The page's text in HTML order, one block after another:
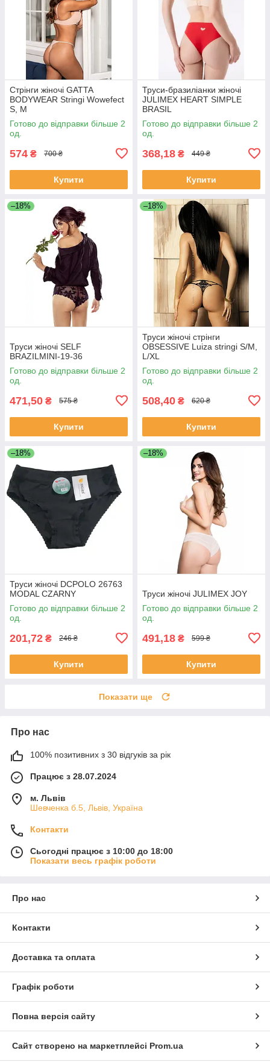
Стрінги жіночі GATTA
BODYWEAR Stringi Wowefect
S, M
Готово до відправки більше 2
од.
574 ₴ 700 ₴
Купити
Труси-бразиліанки жіночі
JULIMEX HEART SIMPLE
BRASIL
Готово до відправки більше 2
од.
368,18 ₴ 449 ₴
Купити
–18%
Труси жіночі SELF
BRAZILMINI-19-36
Готово до відправки більше 2
од.
471,50 ₴ 575 ₴
Купити
–18%
Труси жіночі стрінги
OBSESSIVE Luiza stringi S/M,
L/XL
Готово до відправки більше 2
од.
508,40 ₴ 620 ₴
Купити
–18%
Труси жіночі DCPOLO 26763
MODAL CZARNY
Готово до відправки більше 2
од.
201,72 ₴ 246 ₴
Купити
–18%
Труси жіночі JULIMEX JOY
Готово до відправки більше 2
од.
491,18 ₴ 599 ₴
Купити
Показати ще
Про нас
100% позитивних з 30 відгуків за рік
Працює з 28.07.2024
м. Львів
Шевченка б.5, Львів, Україна
Контакти
Сьогодні працює з 10:00 до 18:00
Показати весь графік роботи
Про нас
Контакти
Доставка та оплата
Графік роботи
Повна версія сайту
Сайт створено на маркетплейсі Prom.ua